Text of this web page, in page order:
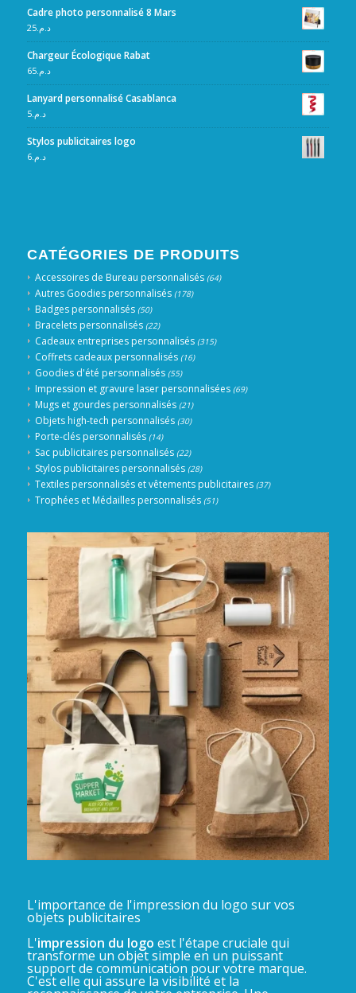
Cadre photo personnalisé 8 Mars
د.م.25
Chargeur Écologique Rabat
د.م.65
Lanyard personnalisé Casablanca
د.م.5
Stylos publicitaires logo
د.م.6
CATÉGORIES DE PRODUITS
Accessoires de Bureau personnalisés (64)
Autres Goodies personnalisés (178)
Badges personnalisés (50)
Bracelets personnalisés (22)
Cadeaux entreprises personnalisés (315)
Coffrets cadeaux personnalisés (16)
Goodies d'été personnalisés (55)
Impression et gravure laser personnalisées (69)
Mugs et gourdes personnalisés (21)
Objets high-tech personnalisés (30)
Porte-clés personnalisés (14)
Sac publicitaires personnalisés (22)
Stylos publicitaires personnalisés (28)
Textiles personnalisés et vêtements publicitaires (37)
Trophées et Médailles personnalisés (51)
L'importance de l'impression du logo sur vos
objets publicitaires
L'impression du logo est l'étape cruciale qui
transforme un objet simple en un puissant
support de communication pour votre marque.
C'est elle qui assure la visibilité et la